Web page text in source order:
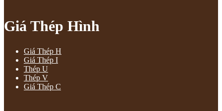
Giá Thép Hình
Giá Thép H
Giá Thép I
Thép U
Thép V
Giá Thép C